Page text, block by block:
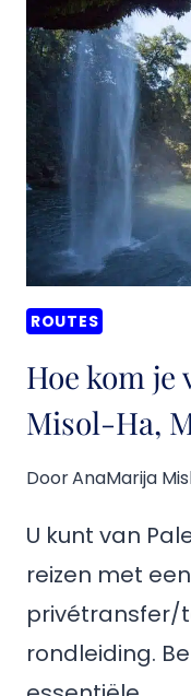
NAAR
AGUA
AZUL,
KOMT
ROUTES
Hoe kom je
Misol-Ha,
DoorAnaMarija
U kunt van
reizen met
privétransfer/
rondleiding.